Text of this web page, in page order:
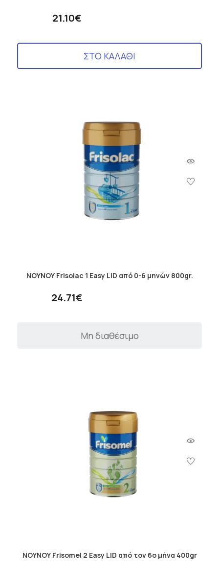
21.10€
ΣΤΟ ΚΑΛΑΘΙ
ΝΟΥΝΟΥ Frisolac 1 Easy LID από 0-6 μηνών 800gr.
24.71€
Μη διαθέσιμο
ΝΟΥΝΟΥ Frisomel 2 Easy LID από τον 6ο μήνα 400gr